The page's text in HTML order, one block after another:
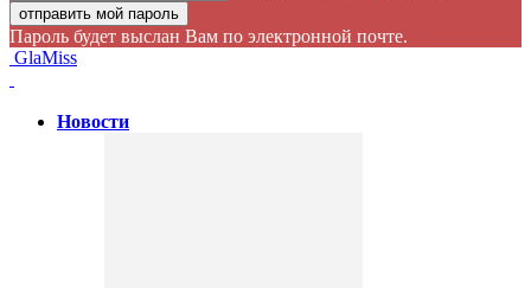
Пароль будет выслан Вам по электронной почте.
GlaMiss
Новости